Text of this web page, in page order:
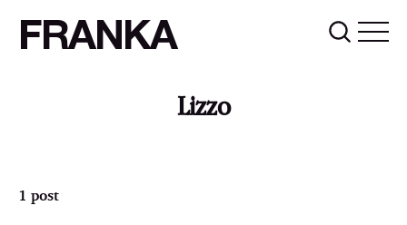
FRANKA
Lizzo
1 post